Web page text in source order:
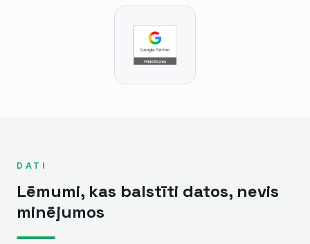
DATI
Lēmumi, kas balstīti datos, nevis
minējumos